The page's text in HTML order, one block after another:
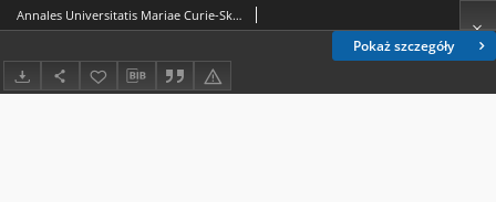
Pokaż szczegóły
Annales Universitatis Mariae Curie-Skłodowska. Sectio FF, Philologiae. Vol. 37 (2019), 1. About the authors